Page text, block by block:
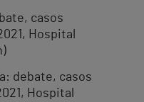
casos
Hospital
debate, casos
Hospital